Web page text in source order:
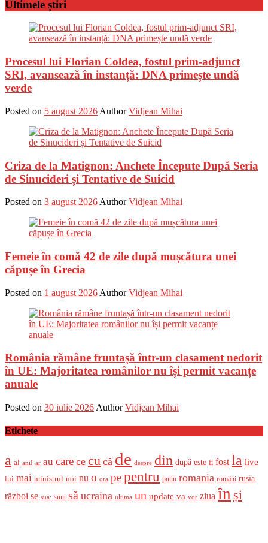
Ultimele știri
Procesul lui Florian Coldea, fostul prim-adjunct
SRI, avansează în instanță: DNA primește undă
verde
Posted on 5 august 2026 Author Vidjean Mihai
Criza de la Matignon: Anchete Începute După Seria
de Sinucideri și Tentative de Suicid
Posted on 3 august 2026 Author Vidjean Mihai
Femeie în comă 42 de zile după mușcătura unei
căpușe în Grecia
Posted on 1 august 2026 Author Vidjean Mihai
România rămâne fruntașă într-un clasament nedorit
în UE: Majoritatea românilor nu își permit vacanțe
anuale
Posted on 30 iulie 2026 Author Vidjean Mihai
Etichete
a al ani! ar au care ce cu că de despre din după este fi fost la live
lui mai ministrul noi nu o ora pepentru putin romania români rusia
război se sua: sunt să ucraina ultima un update va vor ziua în și